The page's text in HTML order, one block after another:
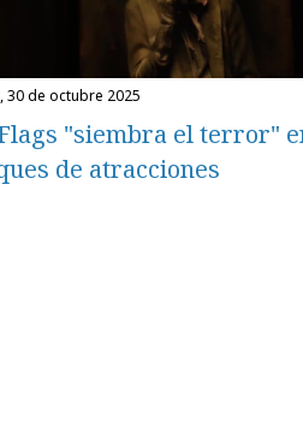
30 de octubre 2025
"siembra el terror"
de atracciones